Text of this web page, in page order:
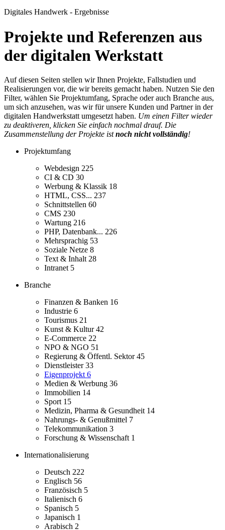
Digitales Handwerk - Ergebnisse
Projekte und Referenzen aus
der digitalen Werkstatt
Auf diesen Seiten stellen wir Ihnen Projekte, Fallstudien und
Realisierungen vor, die wir bereits gemacht haben. Nutzen Sie den
Filter, wählen Sie Projektumfang, Sprache oder auch Branche aus,
um sich anzusehen, was wir für unsere Kunden und Partner in der
digitalen Handwerkstatt umgesetzt haben. Um einen Filter wieder
zu deaktiveren, klicken Sie einfach nochmal drauf. Die
Zusammenstellung der Projekte istnoch nicht vollständig!
Projektumfang
Webdesign 225
CI & CD 30
Werbung & Klassik 18
HTML, CSS... 237
Schnittstellen 60
CMS 230
Wartung 216
PHP, Datenbank... 226
Mehrsprachig 53
Soziale Netze 8
Text & Inhalt 28
Intranet 5
Branche
Finanzen & Banken 16
Industrie 6
Tourismus 21
Kunst & Kultur42
E-Commerce 22
NPO & NGO 51
Regierung & Öffentl. Sektor45
Dienstleister33
Eigenprojekt 6
Medien & Werbung 36
Immobilien 14
Sport 15
Medizin, Pharma & Gesundheit 14
Nahrungs- & Genußmittel 7
Telekommunikation 3
Forschung & Wissenschaft 1
Internationalisierung
Deutsch 222
Englisch 56
Französisch 5
Italienisch 6
Spanisch 5
Japanisch 1
Arabisch 2